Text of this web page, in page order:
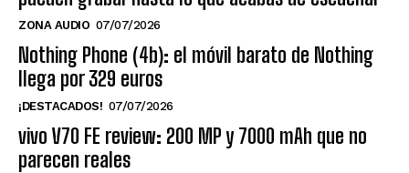
ZONA AUDIO 07/07/2026
Nothing Phone (4b): el móvil barato de Nothing
llega por 329 euros
¡DESTACADOS! 07/07/2026
vivo V70 FE review: 200 MP y 7000 mAh que no
parecen reales